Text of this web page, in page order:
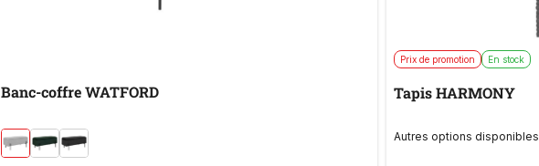
Banc-coffre WATFORD
Prix de promotion En stock
Tapis HARMONY
Autres options disponibles